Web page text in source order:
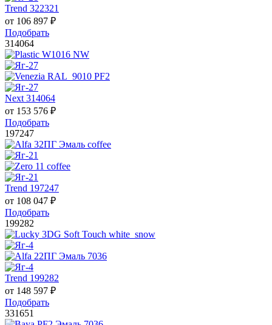
Trend 322321
от 106 897 ₽
Подобрать
314064
Next 314064
от 153 576 ₽
Подобрать
197247
Trend 197247
от 108 047 ₽
Подобрать
199282
Trend 199282
от 148 597 ₽
Подобрать
331651